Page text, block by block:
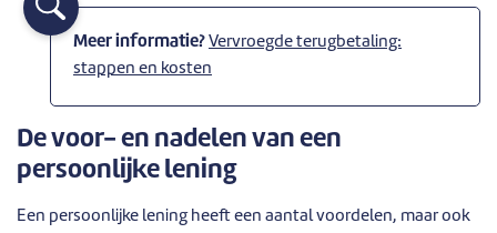
Meer informatie? Vervroegde terugbetaling:
stappen en kosten
De voor- en nadelen van een
persoonlijke lening
Een persoonlijke lening heeft een aantal voordelen, maar ook